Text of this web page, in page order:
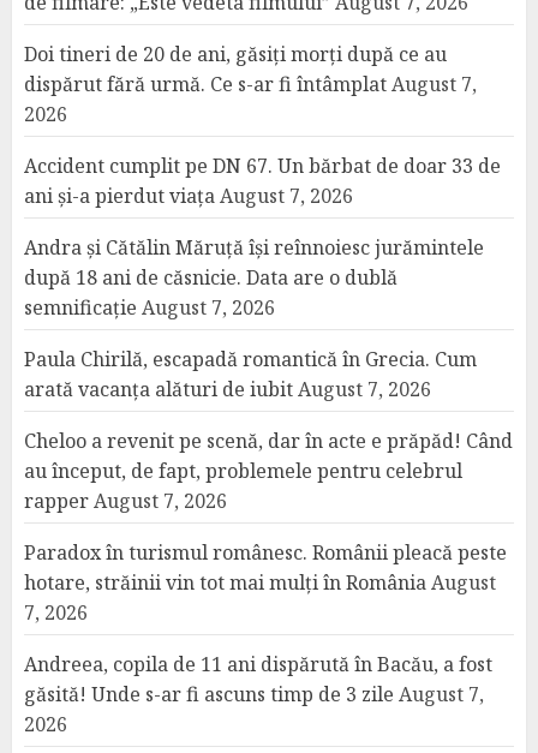
Doi tineri de 20 de ani, găsiți morți după ce au
dispărut fără urmă. Ce s-ar fi întâmplatAugust 7,
2026
Accident cumplit pe DN 67. Un bărbat de doar 33 de
ani și-a pierdut viațaAugust 7, 2026
Andra și Cătălin Măruță își reînnoiesc jurămintele
după 18 ani de căsnicie. Data are o dublă
semnificație August 7, 2026
Paula Chirilă, escapadă romantică în Grecia. Cum
arată vacanța alături de iubitAugust 7, 2026
Cheloo a revenit pe scenă, dar în acte e prăpăd! Când
au început, de fapt, problemele pentru celebrul
rapperAugust 7, 2026
Paradox în turismul românesc. Românii pleacă peste
hotare, străinii vin tot mai mulți în RomâniaAugust
7, 2026
Andreea, copila de 11 ani dispărută în Bacău, a fost
găsită! Unde s-ar fi ascuns timp de 3 zile August 7,
2026